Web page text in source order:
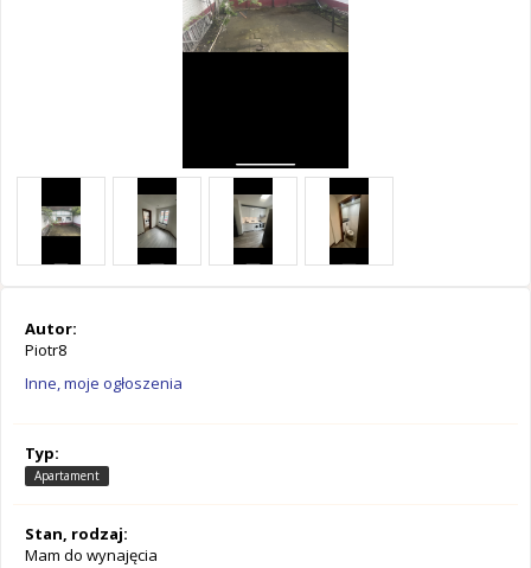
Autor:
Piotr8
Inne, moje ogłoszenia
Typ:
Apartament
Stan, rodzaj:
Mam do wynajęcia